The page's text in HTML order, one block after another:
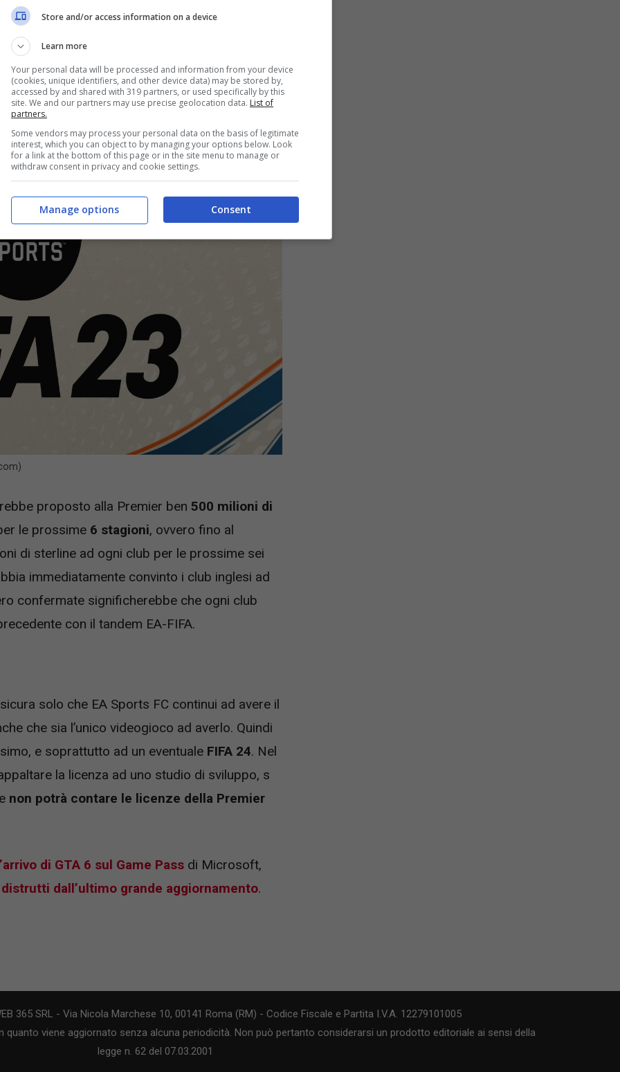
parte degli appassionati che ogni
più famosi del globo. E con le squadre che
pianeta.
proposto alla Premier ben 500 milioni di
le prossime 6 stagioni, ovvero fino al
di sterline ad ogni club per le prossime sei
immediatamente convinto i club inglesi ad
confermate significherebbe che ogni club
con il tandem EA-FIFA.
solo che EA Sports FC continui ad avere il
che sia l’unico videogioco ad averlo. Quindi
e soprattutto ad un eventuale FIFA 24. Nel
la licenza ad uno studio di sviluppo, s
non potrà contare le licenze della Premier
di GTA 6 sul Game Pass di Microsoft,
dall’ultimo grande aggiornamento.
365 SRL - Via Nicola Marchese 10, 00141 Roma (RM) - Codice Fiscale e Partita I.V.A. 12279101005
viene aggiornato senza alcuna periodicità. Non può pertanto considerarsi un prodotto editoriale ai sensi della
legge n. 62 del 07.03.2001
Store and/or access information on a device
Learn more
Your personal data will be processed and information from your device
(cookies, unique identifiers, and other device data) may be stored by,
accessed by and shared with 319 partners, or used specifically by this
site. We and our partners may use precise geolocation data. List of
partners.
Some vendors may process your personal data on the basis of legitimate
interest, which you can object to by managing your options below. Look
for a link at the bottom of this page or in the site menu to manage or
withdraw consent in privacy and cookie settings.
Consent
Manage options